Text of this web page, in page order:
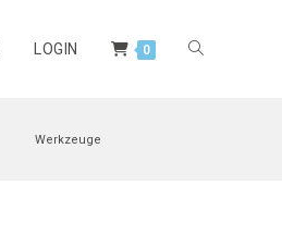
LOGIN 0
Werkzeuge